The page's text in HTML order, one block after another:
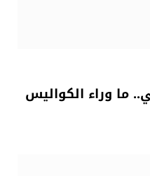
ما وراء الكواليس